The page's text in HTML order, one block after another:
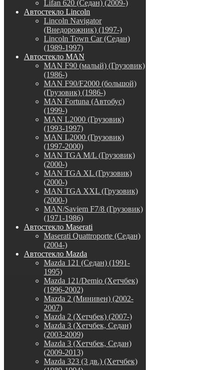
Lifan 620 (Седан) (2009-)
Автостекло Lincoln
Lincoln Navigator
(Внедорожник) (1997-)
Lincoln Town Car (Седан)
(1989-1997)
Автостекло MAN
MAN F90 (малый) (Грузовик)
(1986-)
MAN F90/F2000 (большой)
(Грузовик) (1986-)
MAN Fortuna (Автобус)
(1999-)
MAN L2000 (Грузовик)
(1993-1997)
MAN L2000 (Грузовик)
(1997-2000)
MAN TGA M/L (Грузовик)
(2000-)
MAN TGA XL (Грузовик)
(2000-)
MAN TGA XXL (Грузовик)
(2000-)
MAN/Saviem F7/8 (Грузовик)
(1971-1986)
Автостекло Maserati
Maserati Quattroporte (Седан)
(2004-)
Автостекло Mazda
Mazda 121 (Седан) (1991-
1995)
Mazda 121/Demio (Хетчбек)
(1996-2002)
Mazda 2 (Минивен) (2002-
2007)
Mazda 2 (Хетчбек) (2007-)
Mazda 3 (Хетчбек, Седан)
(2003-2009)
Mazda 3 (Хетчбек, Седан)
(2009-2013)
Mazda 323 (3 дв.) (Хетчбек)